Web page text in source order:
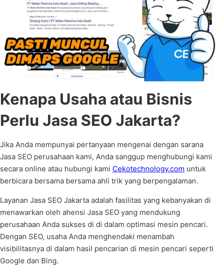
Kenapa Usaha atau Bisnis
Perlu Jasa SEO Jakarta?
Jika Anda mempunyai pertanyaan mengenai dengan sarana
Jasa SEO perusahaan kami, Anda sanggup menghubungi kami
secara online atau hubungi kami Cekotechnology.com untuk
berbicara bersama bersama ahli trik yang berpengalaman.
Layanan Jasa SEO Jakarta adalah fasilitas yang kebanyakan di
menawarkan oleh ahensi Jasa SEO yang mendukung
perusahaan Anda sukses di di dalam optimasi mesin pencari.
Dengan SEO, usaha Anda menghendaki menambah
visibilitasnya di dalam hasil pencarian di mesin pencari seperti
Google dan Bing.